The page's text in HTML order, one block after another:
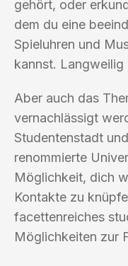
gehört, oder
dem du eine
Spieluhren und
kannst.
Aber auch das
vernachlässigt
Studentenstadt
renommierte
Möglichkeit, dich
Kontakte zu
facettenreiches
Möglichkeiten zur